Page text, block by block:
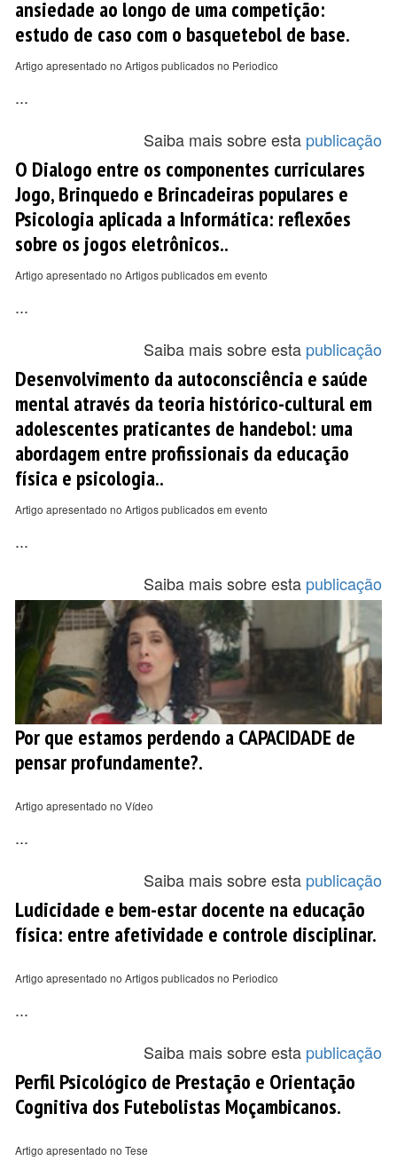
ansiedade ao longo de uma competição:
estudo de caso com o basquetebol de base.
Artigo apresentado no Artigos publicados no Periodico
...
Saiba mais sobre esta publicação
O Dialogo entre os componentes curriculares
Jogo, Brinquedo e Brincadeiras populares e
Psicologia aplicada a Informática: reflexões
sobre os jogos eletrônicos..
Artigo apresentado no Artigos publicados em evento
...
Saiba mais sobre esta publicação
Desenvolvimento da autoconsciência e saúde
mental através da teoria histórico-cultural em
adolescentes praticantes de handebol: uma
abordagem entre profissionais da educação
física e psicologia..
Artigo apresentado no Artigos publicados em evento
...
Saiba mais sobre esta publicação
Por que estamos perdendo a CAPACIDADE de
pensar profundamente?.
Artigo apresentado no Vídeo
...
Saiba mais sobre esta publicação
Ludicidade e bem-estar docente na educação
física: entre afetividade e controle disciplinar.
Artigo apresentado no Artigos publicados no Periodico
...
Saiba mais sobre esta publicação
Perfil Psicológico de Prestação e Orientação
Cognitiva dos Futebolistas Moçambicanos.
Artigo apresentado no Tese